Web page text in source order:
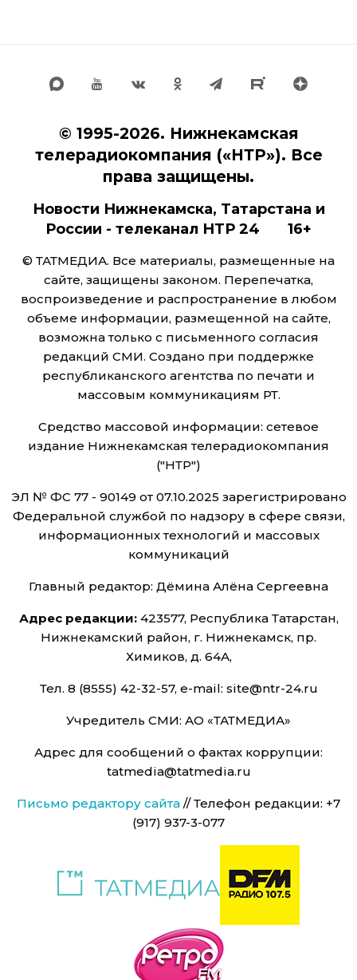
© 1995-2026. Нижнекамская
телерадиокомпания («НТР»). Все
права защищены.
Новости Нижнекамска, Татарстана и
России - телеканал НТР 24 16+
© ТАТМЕДИА. Все материалы, размещенные на
сайте, защищены законом. Перепечатка,
воспроизведение и распространение в любом
объеме информации, размещенной на сайте,
возможна только с письменного согласия
редакций СМИ. Создано при поддержке
республиканского агентства по печати и
массовым коммуникациям РТ.
Средство массовой информации: сетевое
издание Нижнекамская телерадиокомпания
("НТР")
ЭЛ № ФС 77 - 90149 от 07.10.2025 зарегистрировано
Федеральной службой по надзору в сфере связи,
информационных технологий и массовых
коммуникаций
Главный редактор: Дёмина Алёна Сергеевна
Адрес редакции:423577, Республика Татарстан,
Нижнекамский район, г. Нижнекамск, пр.
Химиков, д. 64А,
Тел. 8 (8555) 42-32-57, e-mail: site@ntr-24.ru
Учредитель СМИ: АО «ТАТМЕДИА»
Адрес для сообщений о фактах коррупции:
tatmedia@tatmedia.ru
Письмо редактору сайта // Телефон редакции: +7
(917) 937-3-077